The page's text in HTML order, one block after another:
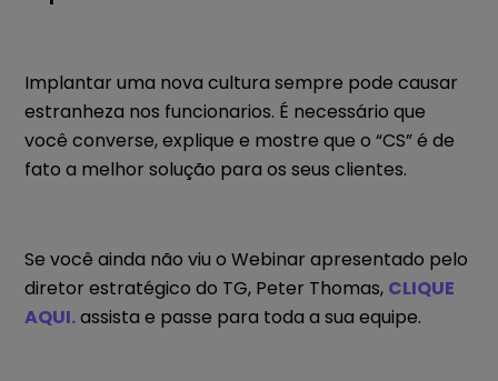
Implantar uma nova cultura sempre pode causar
estranheza nos funcionarios. É necessário que
você converse, explique e mostre que o “CS” é de
fato a melhor solução para os seus clientes.
Se você ainda não viu o Webinar apresentado pelo
diretor estratégico do TG, Peter Thomas, CLIQUE
AQUI.assista e passe para toda a sua equipe.